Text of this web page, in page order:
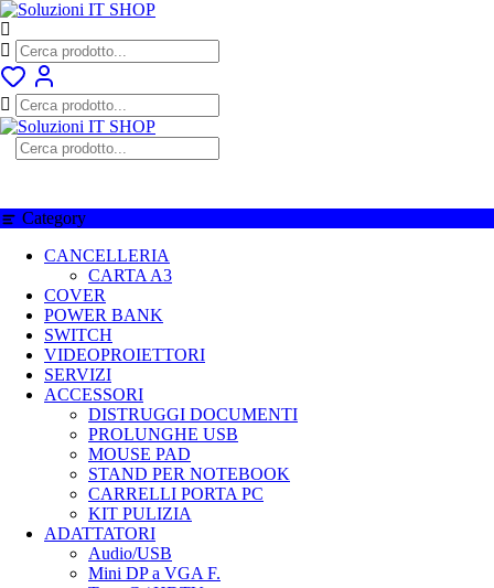
Skip
to
content
Category
CANCELLERIA
CARTA A3
COVER
POWER BANK
SWITCH
VIDEOPROIETTORI
SERVIZI
ACCESSORI
DISTRUGGI DOCUMENTI
PROLUNGHE USB
MOUSE PAD
STAND PER NOTEBOOK
CARRELLI PORTA PC
KIT PULIZIA
ADATTATORI
Audio/USB
Mini DP a VGA F.